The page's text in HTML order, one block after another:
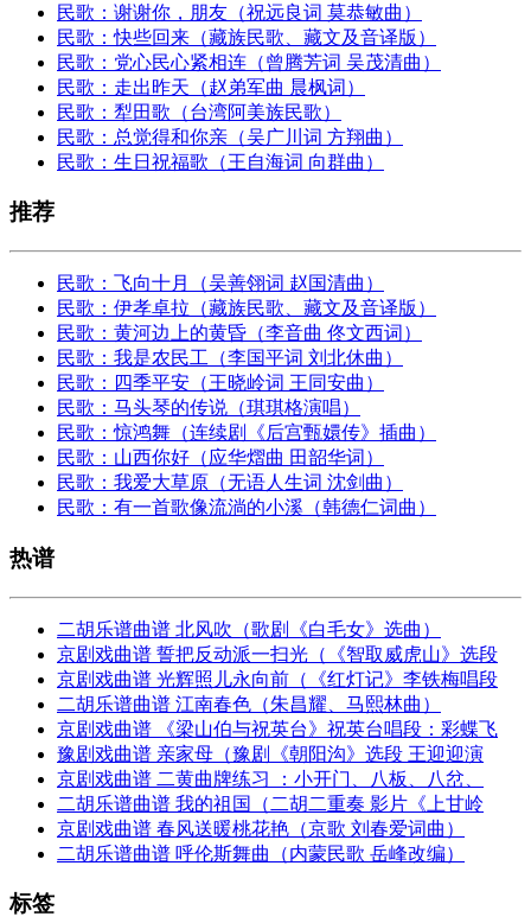
民歌：谢谢你，朋友（祝远良词 莫恭敏曲）
民歌：快些回来（藏族民歌、藏文及音译版）
民歌：党心民心紧相连（曾腾芳词 吴茂清曲）
民歌：走出昨天（赵弟军曲 晨枫词）
民歌：犁田歌（台湾阿美族民歌）
民歌：总觉得和你亲（吴广川词 方翔曲）
民歌：生日祝福歌（王自海词 向群曲）
推荐
民歌：飞向十月（吴善翎词 赵国清曲）
民歌：伊孝卓拉（藏族民歌、藏文及音译版）
民歌：黄河边上的黄昏（李音曲 佟文西词）
民歌：我是农民工（李国平词 刘北休曲）
民歌：四季平安（王晓岭词 王同安曲）
民歌：马头琴的传说（琪琪格演唱）
民歌：惊鸿舞（连续剧《后宫甄嬛传》插曲）
民歌：山西你好（应华熠曲 田韶华词）
民歌：我爱大草原（无语人生词 沈剑曲）
民歌：有一首歌像流淌的小溪（韩德仁词曲）
热谱
二胡乐谱曲谱 北风吹（歌剧《白毛女》选曲）
京剧戏曲谱 誓把反动派一扫光（《智取威虎山》选段
京剧戏曲谱 光辉照儿永向前（《红灯记》李铁梅唱段
二胡乐谱曲谱 江南春色（朱昌耀、马熙林曲）
京剧戏曲谱 《梁山伯与祝英台》祝英台唱段：彩蝶飞
豫剧戏曲谱 亲家母（豫剧《朝阳沟》选段 王迎迎演
京剧戏曲谱 二黄曲牌练习 ：小开门、八板、八岔、
二胡乐谱曲谱 我的祖国（二胡二重奏 影片《上甘岭
京剧戏曲谱 春风送暖桃花艳（京歌 刘春爱词曲）
二胡乐谱曲谱 呼伦斯舞曲（内蒙民歌 岳峰改编）
标签